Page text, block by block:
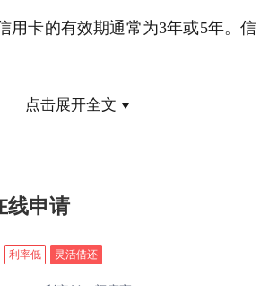
用卡的有效期通常为3年或5年。信
会出现损坏的情况，导致大家无法
；
点击展开全文
线申请
利率低 灵活借还